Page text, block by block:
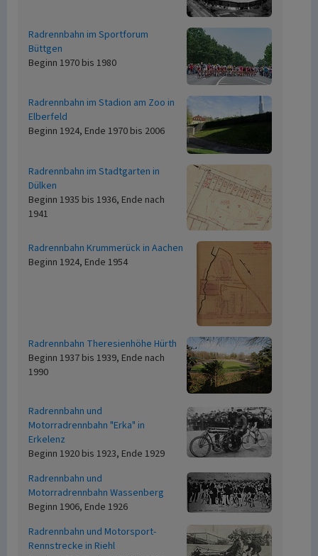
Radrennbahn im Sportforum
Büttgen
Beginn 1970 bis 1980
Radrennbahn im Stadion am Zoo in
Elberfeld
Beginn 1924, Ende 1970 bis 2006
Radrennbahn im Stadtgarten in
Dülken
Beginn 1935 bis 1936, Ende nach
1941
Radrennbahn Krummerück in Aachen
Beginn 1924, Ende 1954
Radrennbahn Theresienhöhe Hürth
Beginn 1937 bis 1939, Ende nach
1990
Radrennbahn und
Motorradrennbahn "Erka" in
Erkelenz
Beginn 1920 bis 1923, Ende 1929
Radrennbahn und
Motorradrennbahn Wassenberg
Beginn 1906, Ende 1926
Radrennbahn und Motorsport-
Rennstrecke in Riehl